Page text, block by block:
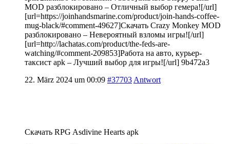
MOD разблокировано – Отличный выбор гемера![/url]
[url=https://joinhandsmarine.com/product/join-hands-coffee-
mug-black/#comment-49627]Скачать Crazy Monkey MOD
разблокировано – Невероятный взломы игры![/url]
[url=http://lachatas.com/product/the-feds-are-
watching/#comment-209853]Работа на авто, курьер-
таксист apk – Лучший выбор для игры![/url] 9b472a3
22. März 2024 um 00:09 #37703 Antwort
Скачать RPG Asdivine Hearts apk